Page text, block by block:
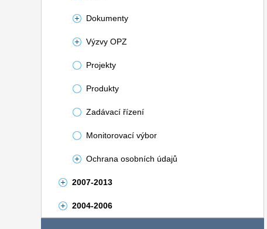
Dokumenty
Výzvy OPZ
Projekty
Produkty
Zadávací řízení
Monitorovací výbor
Ochrana osobních údajů
2007-2013
2004-2006